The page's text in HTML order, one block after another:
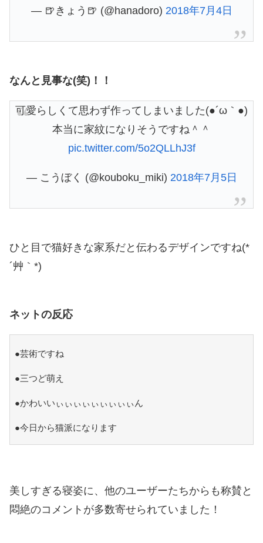
— 🍺きょう🍺 (@hanadoro) 2018年7月4日
なんと見事な(笑)！！
可愛らしくて思わず作ってしまいました(●´ω｀●)
本当に家紋になりそうですね＾＾
pic.twitter.com/5o2QLLhJ3f
— こうぼく (@kouboku_miki) 2018年7月5日
ひと目で猫好きな家系だと伝わるデザインですね(*
´艸｀*)
ネットの反応
●芸術ですね
●三つど萌え
●かわいいぃぃぃぃぃぃぃぃぃん
●今日から猫派になります
美しすぎる寝姿に、他のユーザーたちからも称賛と
悶絶のコメントが多数寄せられていました！